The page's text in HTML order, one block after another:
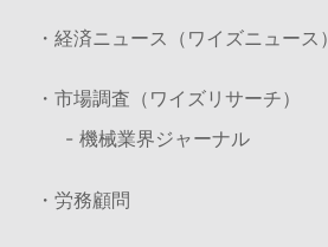
・経済ニュース（ワイズニュース）
・市場調査（ワイズリサーチ）
- 機械業界ジャーナル
・労務顧問